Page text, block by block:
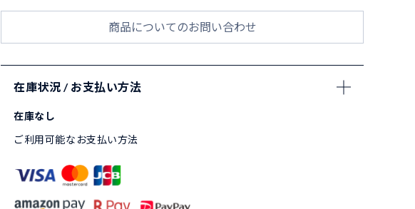
商品についてのお問い合わせ
在庫状況 / お支払い方法
在庫なし
ご利用可能なお支払い方法